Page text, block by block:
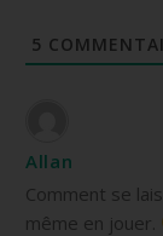
5
Allan
Comment se
même en jouer.